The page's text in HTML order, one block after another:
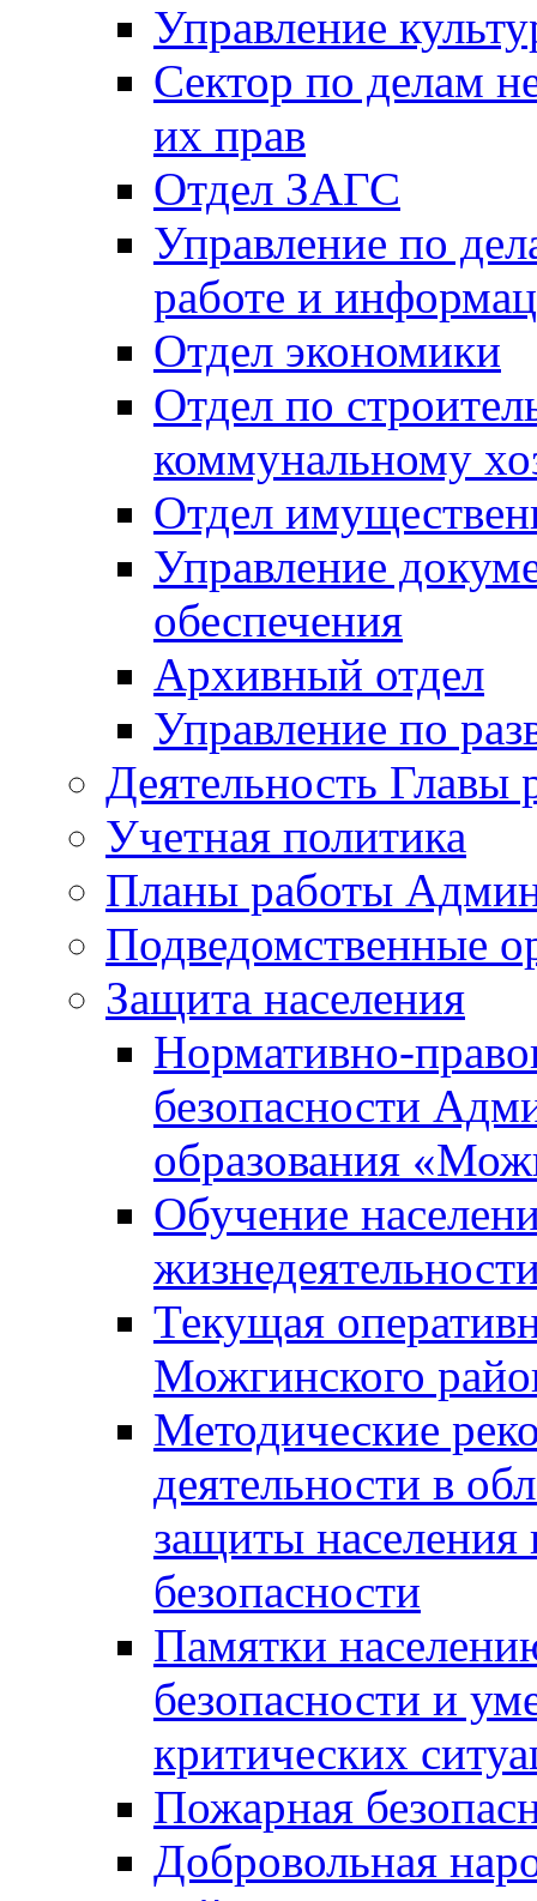
Управление
Сектор по делам
их прав
Отдел ЗАГС
Управление по
работе и
Отдел экономики
Отдел по
коммунальному
Отдел
Управление
обеспечения
Архивный отдел
Управление по
Деятельность Главы
Учетная политика
Планы работы
Подведомственные
Защита населения
Нормативно-
безопасности
образования
Обучение
Текущая
Можгинского
Методические
деятельности в
защиты
безопасности
Памятки
безопасности и
критических
Пожарная
Добровольная